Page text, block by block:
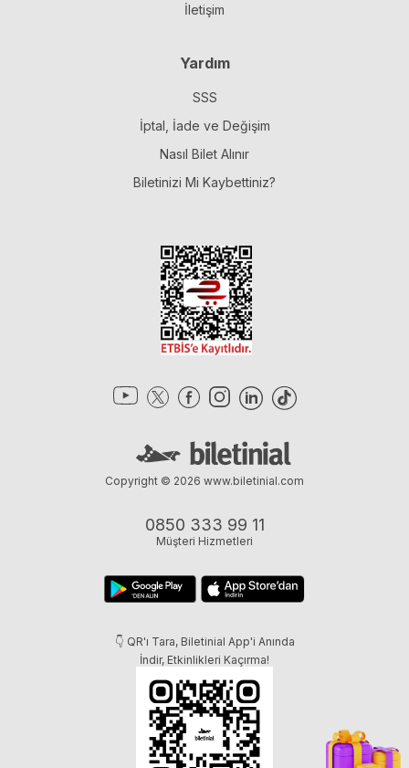
İletişim
Yardım
SSS
İptal, İade ve Değişim
Nasıl Bilet Alınır
Biletinizi Mi Kaybettiniz?
0850 333 99 11
Müşteri Hizmetleri
👇 QR'ı Tara, Biletinial App'i Anında
İndir, Etkinlikleri Kaçırma!
Copyright © 2026 www.biletinial.com